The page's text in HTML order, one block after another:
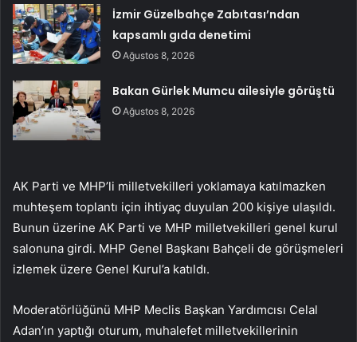
İzmir Güzelbahçe Zabıtası’ndan
kapsamlı gıda denetimi
Ağustos 8, 2026
Bakan Gürlek Mumcu ailesiyle görüştü
Ağustos 8, 2026
AK Parti ve MHP’li milletvekilleri yoklamaya katılmazken
muhteşem toplantı için ihtiyaç duyulan 200 kişiye ulaşıldı.
Bunun üzerine AK Parti ve MHP milletvekilleri genel kurul
salonuna girdi. MHP Genel Başkanı Bahçeli de görüşmeleri
izlemek üzere Genel Kurul’a katıldı.
Moderatörlüğünü MHP Meclis Başkan Yardımcısı Celal
Adan’ın yaptığı oturum, muhalefet milletvekillerinin